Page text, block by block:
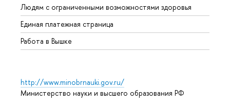
Людям с ограниченными возможностями здоровья
Единая платежная страница
Работа в Вышке
http://www.minobrnauki.gov.ru/
Министерство науки и высшего образования РФ